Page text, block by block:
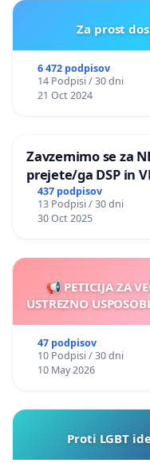
Za prost
6 472 podpisov
14 Podpisi / 30 dni
21 Oct 2024
Zavzemimo se za
prejete/ga DSP in
437 podpisov
13 Podpisi / 30 dni
30 Oct 2025
📢 PETICIJA ZA
USTREZNO
47 podpisov
10 Podpisi / 30 dni
10 May 2026
Proti LGBT